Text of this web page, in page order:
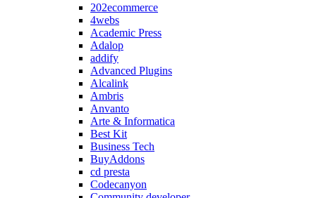
202ecommerce
4webs
Academic Press
Adalop
addify
Advanced Plugins
Alcalink
Ambris
Anvanto
Arte & Informatica
Best Kit
Business Tech
BuyAddons
cd presta
Codecanyon